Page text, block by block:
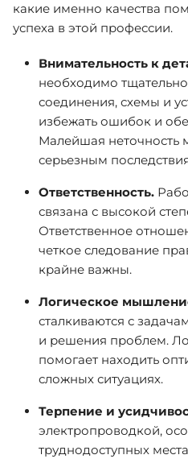
какие именно качества
успеха в этой профессии.
Внимательность к
необходимо
соединения, схемы и
избежать ошибок и
Малейшая неточность
серьезным
Ответственность.
связана с высокой
Ответственное
четкое следование
крайне важны.
Логическое
сталкиваются с
и решения проблем.
помогает находить
сложных ситуациях.
Терпение и
электропроводкой,
труднодоступных